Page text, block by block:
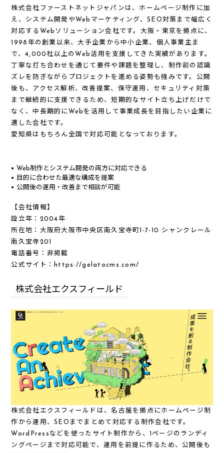
株式会社ファーストネットジャパンは、ホームページ制作に加
え、システム開発やWebマーケティング、SEO対策まで幅広く
対応するWebソリューション会社です。大阪・東京を拠点に、
1998年の創業以来、大手企業から中小企業、個人事業主ま
で、4,000社以上のWeb活用を支援してきた実績があります。
丁寧な打ち合わせを通じて要件や課題を整理し、制作前の認識
ズレを防ぎながらプロジェクトを進める姿勢も強みです。公開
後も、アクセス解析、改善提案、保守運用、セキュリティ対策
まで継続的に支援できるため、短期的なサイト立ち上げだけで
なく、中長期的にWebを活用して事業成長を目指したい企業に
適した会社です。
愛知県はもちろん全国で対応可能となっております。
Web制作とシステム開発の両方に対応できる
目的に合わせた最適な構成を提案
公開後の運用・改善まで相談が可能
【会社情報】
設立年：2004年
所在地：大阪府大阪市中央区南久宝寺町1-7-10 シャンクレール
南久宝寺201
電話番号：非掲載
公式サイト：
https://gelatocms.com/
株式会社エクスフィールド
株式会社エクスフィールドは、名古屋を拠点にホームページ制
作 から運用 、SEO までまとめて対応する制作会社です。
WordPressなどを使ったサイト制作から、1ページのランディ
ングページまで対応可能で、運用を前提に作るため、公開後も